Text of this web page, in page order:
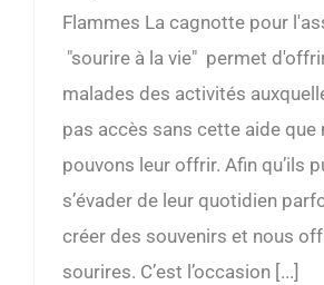
Flammes La cagnotte pour
"sourire à la vie" permet
malades des activités
pas accès sans cette aide que
pouvons leur offrir. Afin qu’ils
s’évader de leur quotidien
créer des souvenirs et nous
sourires. C’est l’occasion [...]